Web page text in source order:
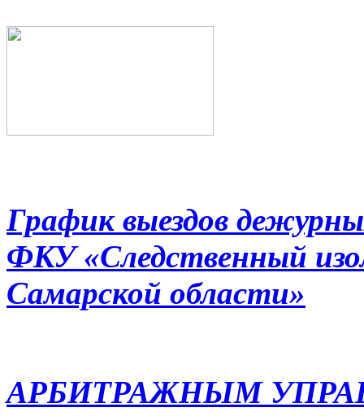
График выездов
ФКУ «Следственный
Самарской области»
АРБИТРАЖНЫМ